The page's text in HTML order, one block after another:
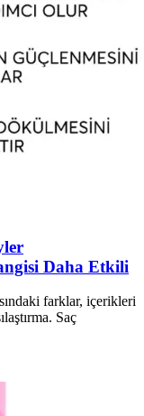
Daha Etkili
farklar, içerikleri
Saç